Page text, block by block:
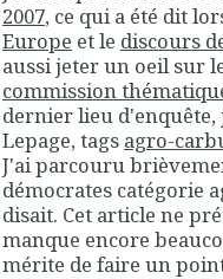
2007, ce qui a été dit
Europe et le discours
aussi jeter un oeil sur
commission
dernier lieu d'enquête,
Lepage, tags agro-
J'ai parcouru
démocrates catégorie
disait. Cet article ne
manque encore
mérite de faire un